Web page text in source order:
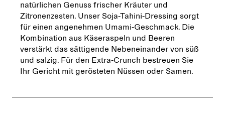
natürlichen Genuss frischer Kräuter und
Zitronenzesten. Unser Soja-Tahini-Dressing sorgt
für einen angenehmen Umami-Geschmack. Die
Kombination aus Käseraspeln und Beeren
verstärkt das sättigende Nebeneinander von süß
und salzig. Für den Extra-Crunch bestreuen Sie
Ihr Gericht mit gerösteten Nüssen oder Samen.